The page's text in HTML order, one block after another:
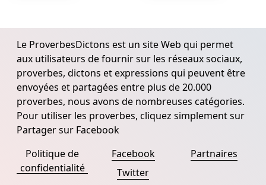
Le ProverbesDictons est un site Web qui permet
aux utilisateurs de fournir sur les réseaux sociaux,
proverbes, dictons et expressions qui peuvent être
envoyées et partagées entre plus de 20.000
proverbes, nous avons de nombreuses catégories.
Pour utiliser les proverbes, cliquez simplement sur
Partager sur Facebook
Politique de
confidentialité
Facebook
Twitter
Partnaires